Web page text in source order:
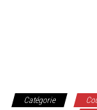
Catégorie